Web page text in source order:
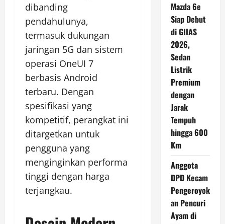
dibanding
pendahulunya,
termasuk dukungan
jaringan 5G dan sistem
operasi OneUI 7
berbasis Android
terbaru. Dengan
spesifikasi yang
kompetitif, perangkat ini
ditargetkan untuk
pengguna yang
menginginkan performa
tinggi dengan harga
terjangkau.
Mazda 6e
Siap Debut
di GIIAS
2026,
Sedan
Listrik
Premium
dengan
Jarak
Tempuh
hingga 600
Km
Anggota
DPD Kecam
Pengeroyok
an Pencuri
Ayam di